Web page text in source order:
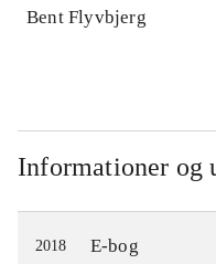
konkretes videnskab
Bent Flyvbjerg
Informationer og
2018 E-bog